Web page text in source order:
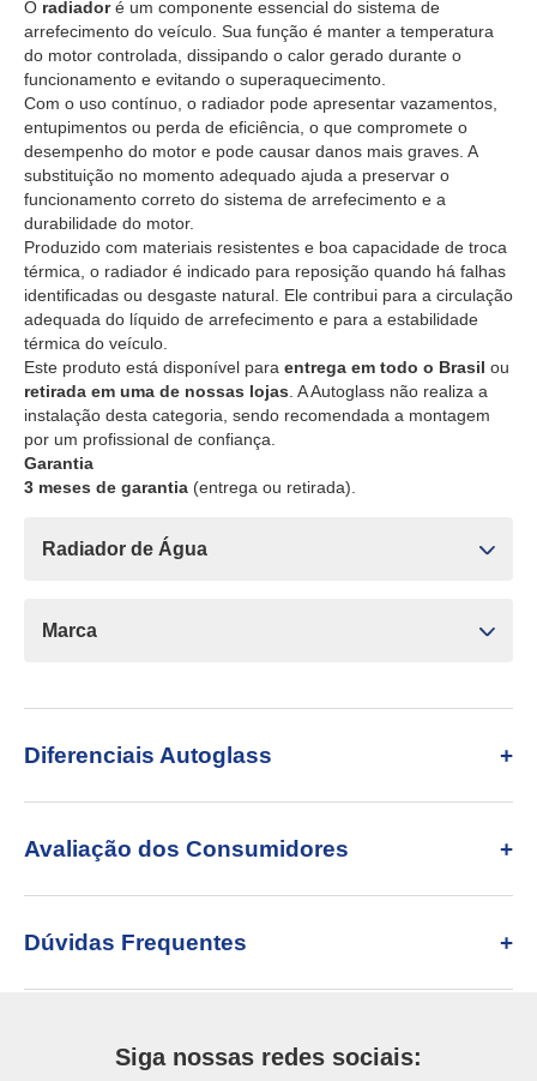
O radiadoré um componente essencial do sistema de
arrefecimento do veículo. Sua função é manter a temperatura
do motor controlada, dissipando o calor gerado durante o
funcionamento e evitando o superaquecimento.
Com o uso contínuo, o radiador pode apresentar vazamentos,
entupimentos ou perda de eficiência, o que compromete o
desempenho do motor e pode causar danos mais graves. A
substituição no momento adequado ajuda a preservar o
funcionamento correto do sistema de arrefecimento e a
durabilidade do motor.
Produzido com materiais resistentes e boa capacidade de troca
térmica, o radiador é indicado para reposição quando há falhas
identificadas ou desgaste natural. Ele contribui para a circulação
adequada do líquido de arrefecimento e para a estabilidade
térmica do veículo.
Este produto está disponível para entrega em todo o Brasil ou
retirada em uma de nossas lojas . A Autoglass não realiza a
instalação desta categoria, sendo recomendada a montagem
por um profissional de confiança.
Garantia
3 meses de garantia (entrega ou retirada).
Radiador de Água
Marca
Diferenciais Autoglass
Avaliação dos Consumidores
Dúvidas Frequentes
Siga nossas redes sociais: